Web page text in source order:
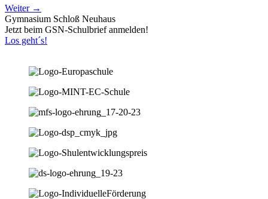
Weiter →
Gymnasium Schloß Neuhaus
Jetzt beim GSN-Schulbrief anmelden!
Los geht´s!